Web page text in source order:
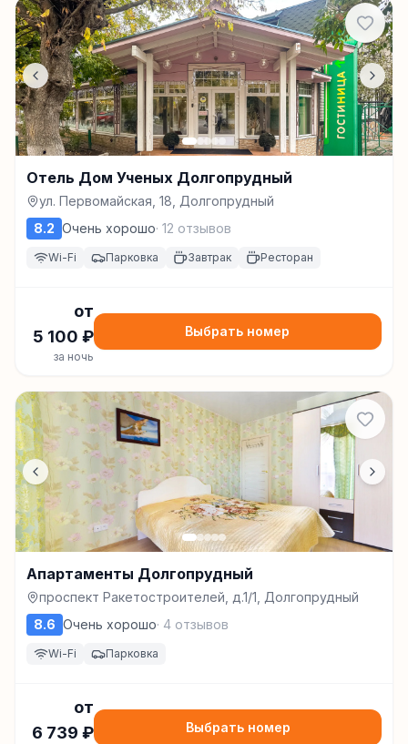
Отель Дом Ученых Долгопрудный
ул. Первомайская, 18, Долгопрудный
8.2 Очень хорошо· 12 отзывов
Wi-Fi Парковка Завтрак Ресторан
от
5 100 ₽
за ночь
Выбрать номер
Апартаменты Долгопрудный
проспект Ракетостроителей, д.1/1, Долгопрудный
8.6 Очень хорошо· 4 отзывов
Wi-Fi Парковка
от
6 739 ₽ Выбрать номер